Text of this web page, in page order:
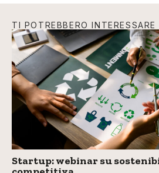
TI POTREBBERO INTERESSARE
Startup: webinar su